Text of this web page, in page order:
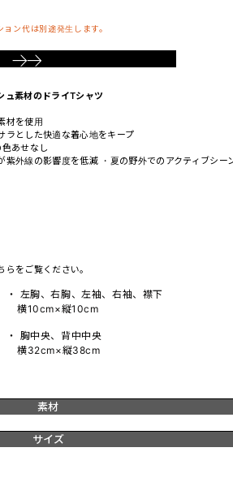
ン代は別途発生します。
ュ素材のドライTシャツ
材を使用
ラとした快適な着心地をキープ
あせなし
紫外線の影響度を低減 ・夏の野外でのアクティブシー
ら をご覧ください。
・ 左胸、右胸、左袖、右袖、襟下
横10cm×縦10cm
・ 胸中央、背中中央
横32cm×縦38cm
素材
サイズ